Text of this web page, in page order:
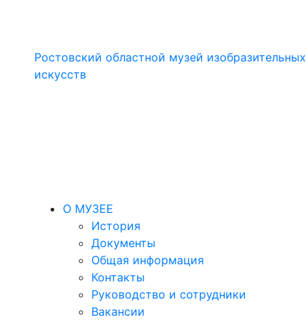
Ростовский областной музей изобразительных
искусств
О МУЗЕЕ
История
Документы
Общая информация
Контакты
Руководство и сотрудники
Вакансии